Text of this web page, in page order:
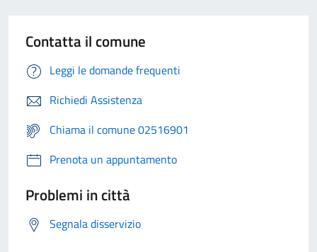
Contatta il comune
Leggi le domande frequenti
Richiedi Assistenza
Chiama il comune 02516901
Prenota un appuntamento
Problemi in città
Segnala disservizio